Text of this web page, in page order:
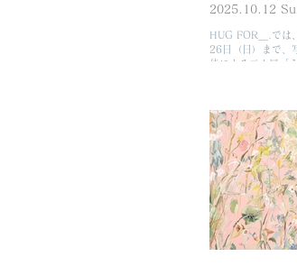
2025.10.12
HUG FOR＿.では
26日（日）まで、
佳による二人展「
を変えていきます
るレセプションコ
会場はHUG FOR
鎌倉にて行います
津村がつくる風景
います。 コンサー
し、文月と津村の
会を催す構成とな
越え、見ることと
結びつき、心の中